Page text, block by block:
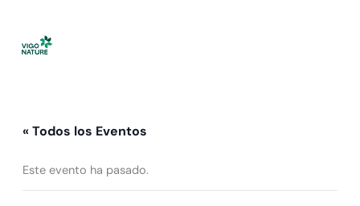
contenido
« Todos los Eventos
Este evento ha pasado.